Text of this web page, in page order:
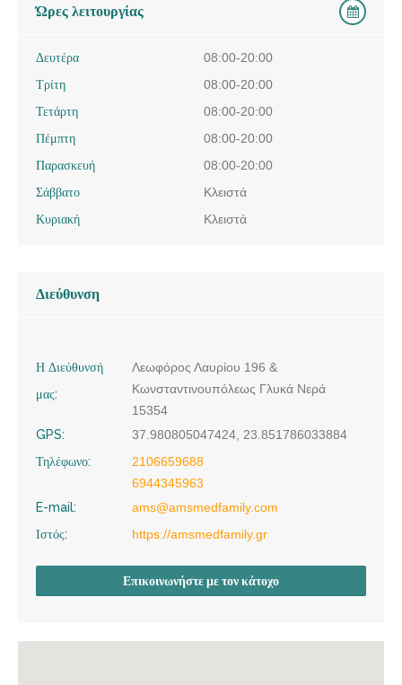
Ώρες λειτουργίας
Δευτέρα
08:00-20:00
Τρίτη
08:00-20:00
Τετάρτη
08:00-20:00
Πέμπτη
08:00-20:00
Παρασκευή
08:00-20:00
Σάββατο
Κλειστά
Κυριακή
Κλειστά
Διεύθυνση
Η Διεύθυνσή
μας:
Λεωφόρος Λαυρίου 196 &
Κωνσταντινουπόλεως Γλυκά Νερά
15354
GPS:
37.980805047424, 23.851786033884
Τηλέφωνο:
2106659688
6944345963
E-mail:
ams@amsmedfamily.com
Ιστός:
https://amsmedfamily.gr
Επικοινωνήστε με τον κάτοχο